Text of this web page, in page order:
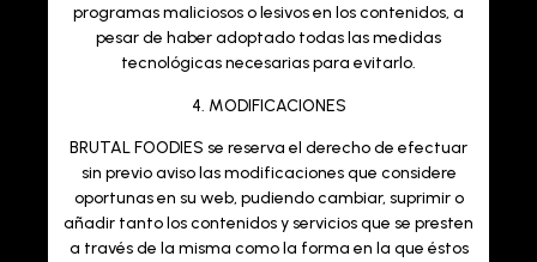
programas maliciosos o lesivos en los contenidos, a
pesar de haber adoptado todas las medidas
tecnológicas necesarias para evitarlo.
4. MODIFICACIONES
BRUTAL FOODIES se reserva el derecho de efectuar
sin previo aviso las modificaciones que considere
oportunas en su web, pudiendo cambiar, suprimir o
añadir tanto los contenidos y servicios que se presten
a través de la misma como la forma en la que éstos